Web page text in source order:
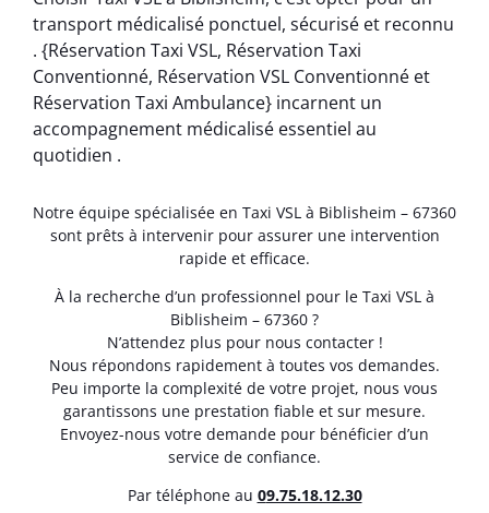
transport médicalisé ponctuel, sécurisé et reconnu
. {Réservation Taxi VSL, Réservation Taxi
Conventionné, Réservation VSL Conventionné et
Réservation Taxi Ambulance} incarnent un
accompagnement médicalisé essentiel au
quotidien .
Notre équipe spécialisée en Taxi VSL à Biblisheim – 67360
sont prêts à intervenir pour assurer une intervention
rapide et efficace.
À la recherche d’un professionnel pour le Taxi VSL à
Biblisheim – 67360 ?
N’attendez plus pour nous contacter !
Nous répondons rapidement à toutes vos demandes.
Peu importe la complexité de votre projet, nous vous
garantissons une prestation fiable et sur mesure.
Envoyez-nous votre demande pour bénéficier d’un
service de confiance.
Par téléphone au 09.75.18.12.30